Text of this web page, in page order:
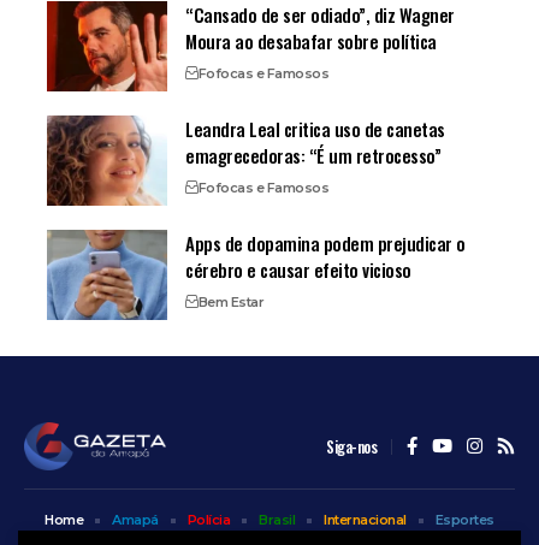
“Cansado de ser odiado”, diz Wagner
Moura ao desabafar sobre política
Fofocas e Famosos
Leandra Leal critica uso de canetas
emagrecedoras: “É um retrocesso”
Fofocas e Famosos
Apps de dopamina podem prejudicar o
cérebro e causar efeito vicioso
Bem Estar
Siga-nos
Home Amapá Polícia Brasil Internacional
Esportes